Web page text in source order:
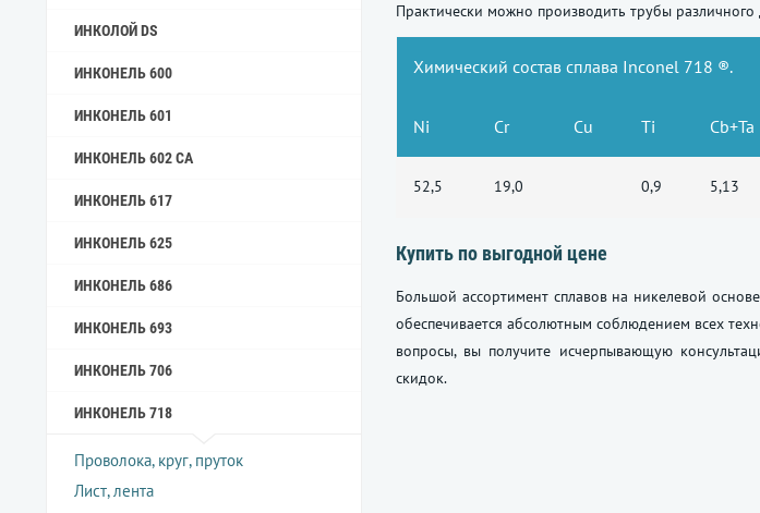
ИНКОЛОЙ DS
ИНКОНЕЛЬ 600
ИНКОНЕЛЬ 601
ИНКОНЕЛЬ 602 CA
ИНКОНЕЛЬ 617
ИНКОНЕЛЬ 625
ИНКОНЕЛЬ 686
ИНКОНЕЛЬ 693
ИНКОНЕЛЬ 706
ИНКОНЕЛЬ 718
Проволока, круг, пруток
Лист, лента
Практически можно производить трубы
Химический состав сплава Inconel 718 ®.
Ni Cr Cu Ti Cb+Ta
52,5 19,0 0,9 5,13
Купить по выгодной цене
Большой ассортимент сплавов на никелевой
обеспечивается абсолютным соблюдением всех
вопросы, вы получите исчерпывающую
скидок.